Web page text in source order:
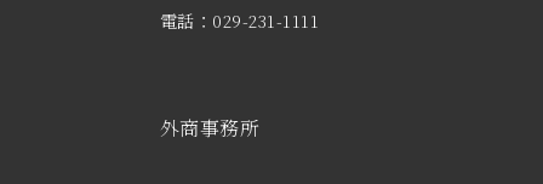
電話：029-231-1111
外商事務所